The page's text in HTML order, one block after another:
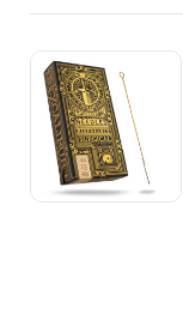
Цена
Количество